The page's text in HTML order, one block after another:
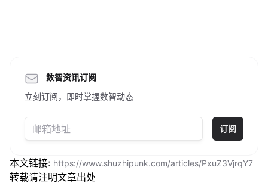
数智资讯订阅
立刻订阅，即时掌握数智动态
订阅
本文链接: https://www.shuzhipunk.com/articles/PxuZ3VjrqY7
转载请注明文章出处